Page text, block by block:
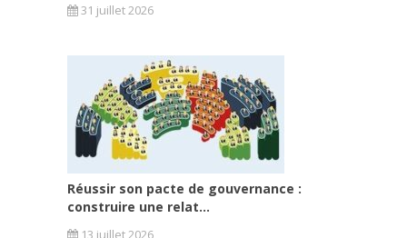
31 juillet 2026
Réussir son pacte de gouvernance :
construire une relat...
13 juillet 2026